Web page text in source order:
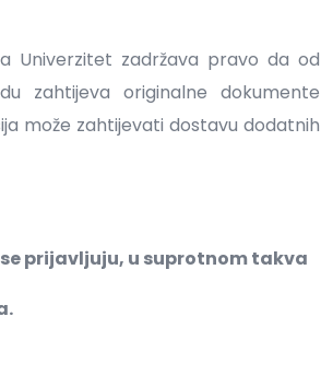
Univerzitet zadržava pravo da od
zahtijeva originalne dokumente
može zahtijevati dostavu dodatnih
prijavljuju, u suprotnom takva